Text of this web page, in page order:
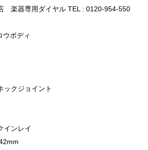
楽器専用ダイヤル TEL : 0120-954-550
ウボディ
ックジョイント
インレイ